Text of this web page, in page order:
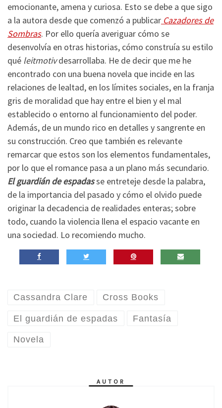
emocionante, amena y curiosa. Esto se debe a que sigo
a la autora desde que comenzó a publicar Cazadores de
Sombras. Por ello quería averiguar cómo se
desenvolvía en otras historias, cómo construía su estilo
qué leitmotivdesarrollaba. He de decir que me he
encontrado con una buena novela que incide en las
relaciones de lealtad, en los límites sociales, en la franja
gris de moralidad que hay entre el bien y el mal
establecido o entorno al funcionamiento del poder.
Además, de un mundo rico en detalles y sangrente en
su construcción. Creo que también es relevante
remarcar que estos son los elementos fundamentales,
por lo que el romance pasa a un plano más secundario.
El guardián de espadasse entreteje desde la palabra,
de la importancia del pasado y cómo el olvido puede
originar la decadencia de realidades enteras; sobre
todo, cuando la violencia llena el espacio vacante en
una sociedad. Lo recomiendo mucho.
Cassandra Clare Cross Books
El guardián de espadas Fantasía
Novela
AUTOR